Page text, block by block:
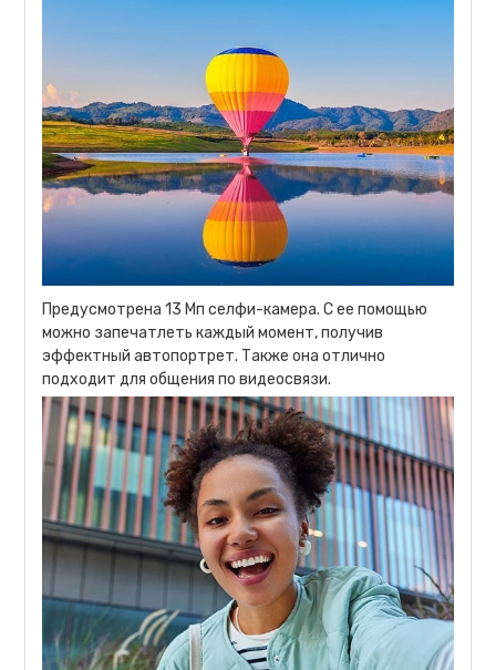
Предусмотрена 13 Мп селфи-камера. С ее помощью
можно запечатлеть каждый момент, получив
эффектный автопортрет. Также она отлично
подходит для общения по видеосвязи.